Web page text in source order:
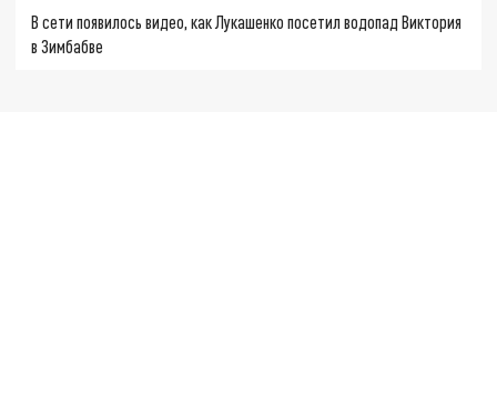
В сети появилось видео, как Лукашенко посетил водопад Виктория
в Зимбабве